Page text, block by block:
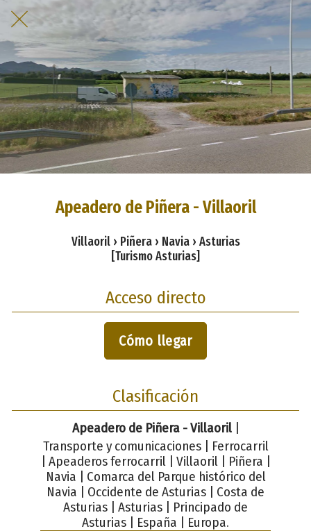
Apeadero de Piñera - Villaoril
Villaoril › Piñera › Navia › Asturias
[Turismo Asturias]
Acceso directo
Cómo llegar
Clasificación
Apeadero de Piñera - Villaoril|
Transporte y comunicaciones | Ferrocarril
| Apeaderos ferrocarril | Villaoril | Piñera |
Navia | Comarca del Parque histórico del
Navia | Occidente de Asturias | Costa de
Asturias | Asturias | Principado de
Asturias | España | Europa.